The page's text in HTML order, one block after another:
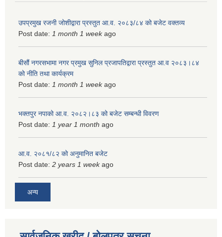
उपप्रमुख रजनी जोशीद्वारा प्रस्तुत आ.व. २०८३/८४ को बजेट वक्तव्य
Post date: 1 month 1 weekago
बीसौं नगरसभामा नगर प्रमुख सुनिल प्रजापतिद्वारा प्रस्तुत आ.व‍ २०८३।८४
को नीति तथा कार्यक्रम
Post date: 1 month 1 weekago
भक्तपुर नपाको आ.व. २०८२।८३ को बजेट सम्बन्धी विवरण
Post date: 1 year 1 month ago
आ.व. २०८१/८२ को अनुमानित बजेट
Post date: 2 years 1 weekago
अन्य